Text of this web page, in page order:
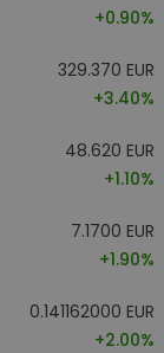
+0.90%
329.370 EUR
+3.40%
48.620 EUR
+1.10%
7.1700 EUR
+1.90%
0.141162000 EUR
+2.00%